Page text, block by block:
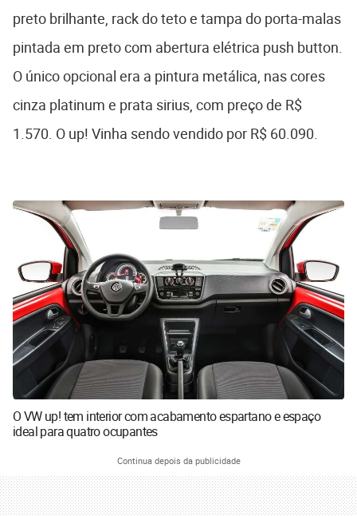
preto brilhante, rack do teto e tampa do porta-malas
pintada em preto com abertura elétrica push button.
O único opcional era a pintura metálica, nas cores
cinza platinum e prata sirius, com preço de R$
1.570. O up! Vinha sendo vendido por R$ 60.090.
O VW up! tem interior com acabamento espartano e espaço
ideal para quatro ocupantes
Continua depois da publicidade